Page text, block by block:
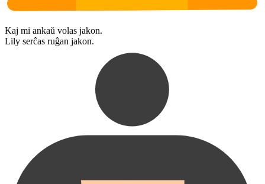
Kaj mi ankaŭ volas jakon.
Lily serĉas ruĝan jakon.